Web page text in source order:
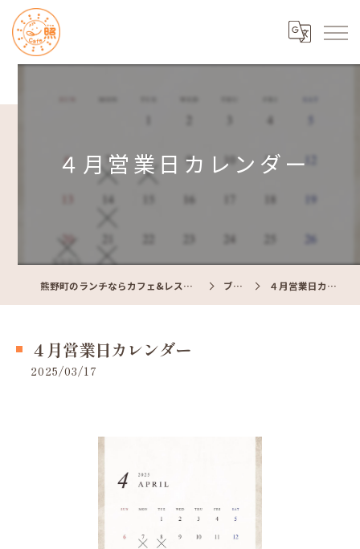
４月営業日カレンダー
熊野町のランチならカフェ&レストラン Cafe照 ブログ ４月営業日カレンダー
４月営業日カレンダー
2025/03/17